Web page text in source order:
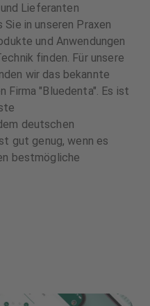
Lieferanten
in unseren Praxen
und Anwendungen
finden. Für unsere
wir das bekannte
Firma "Bluedenta". Es ist
deutschen
gut genug, wenn es
bestmögliche